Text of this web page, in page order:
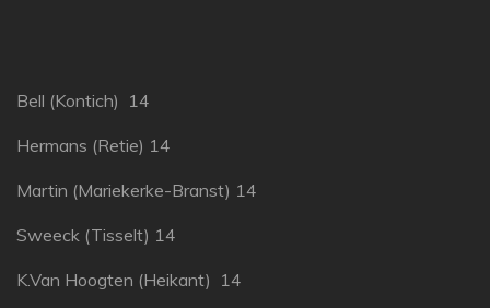
Bell (Kontich) 14
Hermans (Retie) 14
Martin (Mariekerke-Branst) 14
Sweeck (Tisselt) 14
K.Van Hoogten (Heikant) 14